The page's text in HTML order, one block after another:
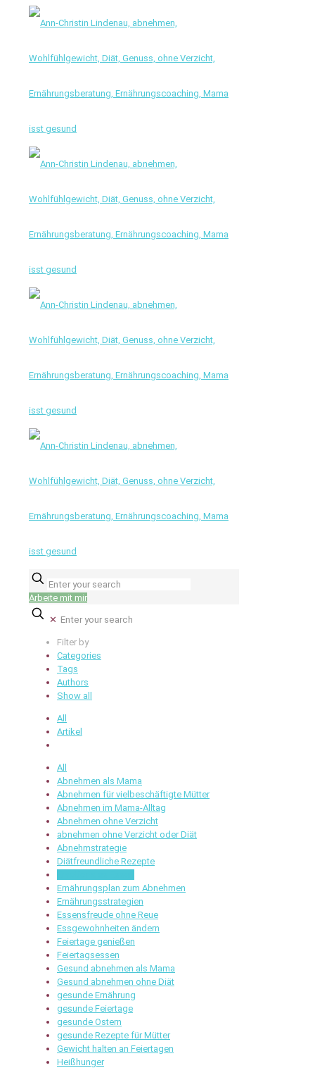
Arbeite mit mir
✕
Filter by
Categories
Tags
Authors
Show all
All
Artikel
All
Abnehmen als Mama
Abnehmen für vielbeschäftigte Mütter
Abnehmen im Mama-Alltag
Abnehmen ohne Verzicht
abnehmen ohne Verzicht oder Diät
Abnehmstrategie
Diätfreundliche Rezepte
Ernährungsplan zum Abnehmen
Ernährungsstrategien
Essensfreude ohne Reue
Essgewohnheiten ändern
Feiertage genießen
Feiertagsessen
Gesund abnehmen als Mama
Gesund abnehmen ohne Diät
gesunde Ernährung
gesunde Feiertage
gesunde Ostern
gesunde Rezepte für Mütter
Gewicht halten an Feiertagen
Heißhunger